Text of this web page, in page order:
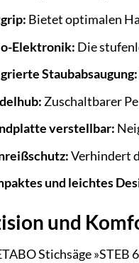
Bietet optimalen
Elektronik: Die
Staubabsaugung:
Zuschaltbarer
verstellbar:
Verhindert
und leichtes
und
Stichsäge